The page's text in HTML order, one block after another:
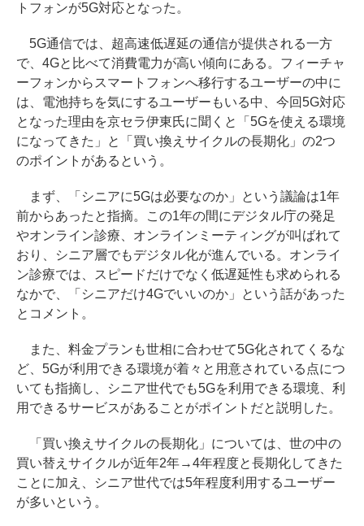
トフォンが5G対応となった。
5G通信では、超高速低遅延の通信が提供される一方
で、4Gと比べて消費電力が高い傾向にある。フィーチャ
ーフォンからスマートフォンへ移行するユーザーの中に
は、電池持ちを気にするユーザーもいる中、今回5G対応
となった理由を京セラ伊東氏に聞くと「5Gを使える環境
になってきた」と「買い換えサイクルの長期化」の2つ
のポイントがあるという。
まず、「シニアに5Gは必要なのか」という議論は1年
前からあったと指摘。この1年の間にデジタル庁の発足
やオンライン診療、オンラインミーティングが叫ばれて
おり、シニア層でもデジタル化が進んでいる。オンライ
ン診療では、スピードだけでなく低遅延性も求められる
なかで、「シニアだけ4Gでいいのか」という話があった
とコメント。
また、料金プランも世相に合わせて5G化されてくるな
ど、5Gが利用できる環境が着々と用意されている点につ
いても指摘し、シニア世代でも5Gを利用できる環境、利
用できるサービスがあることがポイントだと説明した。
「買い換えサイクルの長期化」については、世の中の
買い替えサイクルが近年2年→4年程度と長期化してきた
ことに加え、シニア世代では5年程度利用するユーザー
が多いという。